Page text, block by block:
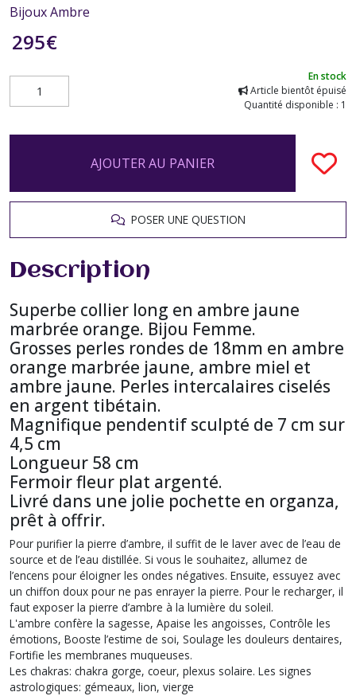
Bijoux Ambre
295€
En stock
Article bientôt épuisé
Quantité disponible : 1
AJOUTER AU PANIER
POSER UNE QUESTION
Description
Superbe collier long en ambre jaune
marbrée orange. Bijou Femme.
Grosses perles rondes de 18mm en ambre
orange marbrée jaune, ambre miel et
ambre jaune. Perles intercalaires ciselés
en argent tibétain.
Magnifique pendentif sculpté de 7 cm sur
4,5 cm
Longueur 58 cm
Fermoir fleur plat argenté.
Livré dans une jolie pochette en organza,
prêt à offrir.
Pour purifier la pierre d’ambre, il suffit de le laver avec de l’eau de
source et de l’eau distillée. Si vous le souhaitez, allumez de
l’encens pour éloigner les ondes négatives. Ensuite, essuyez avec
un chiffon doux pour ne pas enrayer la pierre. Pour le recharger, il
faut exposer la pierre d’ambre à la lumière du soleil.
L'ambre confère la sagesse, Apaise les angoisses, Contrôle les
émotions, Booste l’estime de soi, Soulage les douleurs dentaires,
Fortifie les membranes muqueuses.
Les chakras: chakra gorge, coeur, plexus solaire. Les signes
astrologiques: gémeaux, lion, vierge